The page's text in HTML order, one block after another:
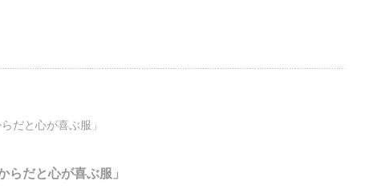
だと心が喜ぶ服」
だと心が喜ぶ服」